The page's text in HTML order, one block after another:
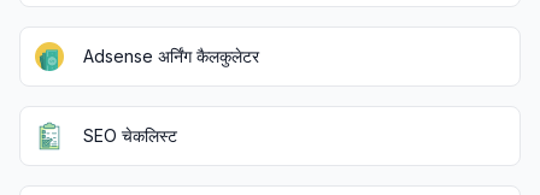
Adsense अर्निंग कैलकुलेटर
SEO चेकलिस्ट